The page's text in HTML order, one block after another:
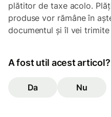
plătitor de taxe acolo.
produse vor rămâne în
documentul și îl vei
A fost util acest articol?
Da Nu